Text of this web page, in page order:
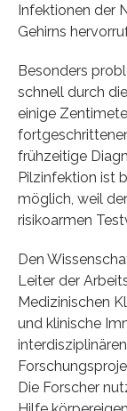
Infektionen der
Gehirns
Besonders
schnell durch
einige
frühzeitige
Pilzinfektion ist
möglich, weil
risikoarmen
Den
Leiter der
Medizinischen
und klinische
Die Forscher